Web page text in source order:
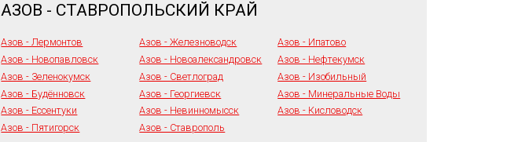
АЗОВ - СТАВРОПОЛЬСКИЙ КРАЙ
Азов - Лермонтов Азов - Железноводск
Азов - Ипатово
Азов - Новопавловск
Азов - Новоалександровск
Азов - Нефтекумск
Азов - Зеленокумск
Азов - Светлоград
Азов - Изобильный
Азов - Будённовск
Азов - Георгиевск
Азов - Минеральные Воды
Азов - Ессентуки
Азов - Невинномысск
Азов - Кисловодск
Азов - Пятигорск
Азов - Ставрополь